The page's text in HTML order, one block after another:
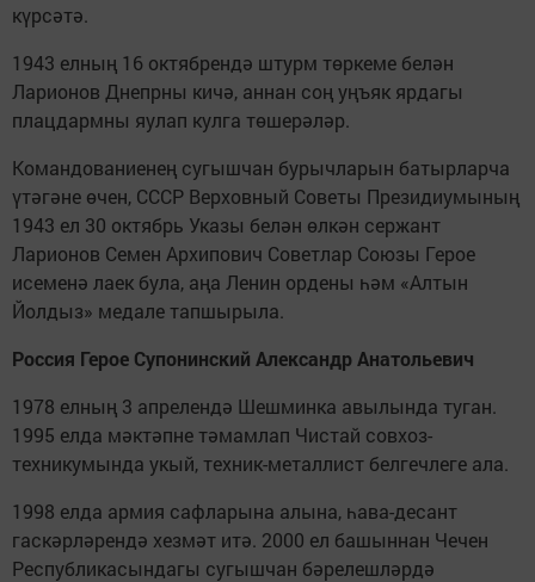
күрсәтә.
1943 елның 16 октябрендә штурм төркеме белән
Ларионов Днепрны кичә, аннан соң уңъяк ярдагы
плацдармны яулап кулга төшерәләр.
Командованиенең сугышчан бурычларын батырларча
үтәгәне өчен, СССР Верховный Советы Президиумының
1943 ел 30 октябрь Указы белән өлкән сержант
Ларионов Семен Архипович Советлар Союзы Герое
исеменә лаек була, аңа Ленин ордены һәм «Алтын
Йолдыз» медале тапшырыла.
Россия Герое Супонинский Александр Анатольевич
1978 елның 3 апрелендә Шешминка авылында туган.
1995 елда мәктәпне тәмамлап Чистай совхоз-
техникумында укый, техник-металлист белгечлеге ала.
1998 елда армия сафларына алына, һава-десант
гаскәрләрендә хезмәт итә. 2000 ел башыннан Чечен
Республикасындагы сугышчан бәрелешләрдә